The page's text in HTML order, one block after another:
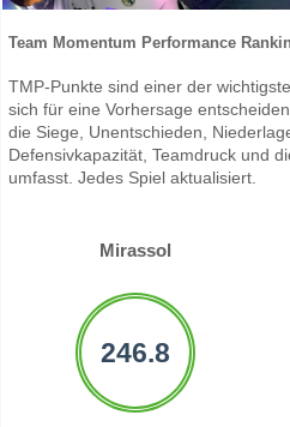
Team Momentum Performance
TMP-Punkte sind einer der
sich für eine Vorhersage
die Siege, Unentschieden,
Defensivkapazität, Teamdruck und
umfasst. Jedes Spiel aktualisiert.
Mirassol
246.8